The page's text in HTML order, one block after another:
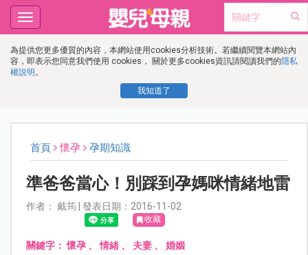
為提供您更多優質的內容，本網站使用cookies分析技術。若繼續閱覽本網站內
容，即表示您同意我們使用 cookies， 關於更多cookies資訊請閱讀我們的隱私
權說明 。
我知道了
Toggle
navigation
首頁 懷孕 孕期知識
準爸爸當心！別踩到孕媽咪情緒地雷
作者： 戴筠 | 發表日期：2016-11-02
收藏
關鍵字：懷孕、情緒、 夫妻、 婚姻